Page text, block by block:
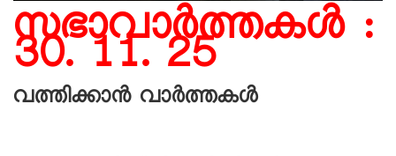
സഭാവാര്‍ത്തകള്‍ :
30. 11. 25
വത്തിക്കാൻ വാർത്തകൾ